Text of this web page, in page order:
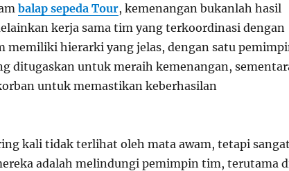
balap sepeda Tour, kemenangan bukanlah hasil
kerja sama tim yang terkoordinasi dengan
memiliki hierarki yang jelas, dengan satu
ditugaskan untuk meraih kemenangan,
untuk memastikan keberhasilan
kali tidak terlihat oleh mata awam, tetapi sangat
adalah melindungi pemimpin tim, terutama